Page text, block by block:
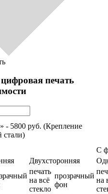
печать
- 5800 руб. (Крепление
стали)
С
Двухсторонняя
печать
на всё
стекло
прозрачный
фон
на